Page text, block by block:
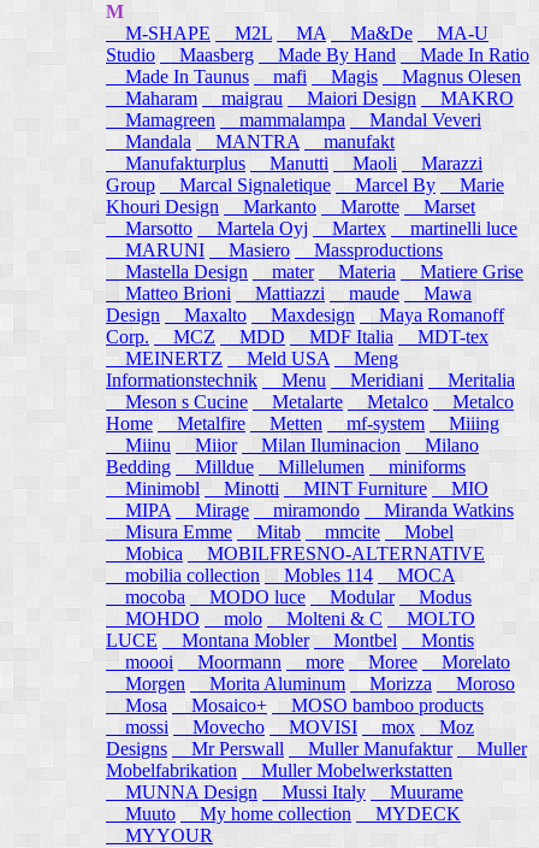
M
M-SHAPE
M2L MA Ma&De
MA-U
Studio
Maasberg Made By Hand
Made In Ratio
Made In Taunus
mafi Magis
Magnus Olesen
Maharam
maigrau Maiori Design
MAKRO
Mamagreen
mammalampa
Mandal Veveri
Mandala
MANTRA
manufakt
Manufakturplus
Manutti Maoli
Marazzi
Group
Marcal Signaletique Marcel By
Marie
Khouri Design
Markanto Marotte
Marset
Marsotto
Martela Oyj Martex
martinelli luce
MARUNI
Masiero
Massproductions
Mastella Design
mater Materia
Matiere Grise
Matteo Brioni
Mattiazzi maude
Mawa
Design
Maxalto Maxdesign
Maya Romanoff
Corp.
MCZ MDD MDF Italia
MDT-tex
MEINERTZ
Meld USA
Meng
Informationstechnik
Menu Meridiani
Meritalia
Meson s Cucine
Metalarte Metalco
Metalco
Home Metalfire Metten mf-system
Miiing
Miinu
Miior Milan Iluminacion
Milano
Bedding
Milldue Millelumen
miniforms
Minimobl Minotti MINT Furniture
MIO
MIPA
Mirage miramondo
Miranda Watkins
Misura Emme
Mitab mmcite
Mobel
Mobica
MOBILFRESNO-ALTERNATIVE
mobilia collection
Mobles 114
MOCA
mocoba
MODO luce Modular
Modus
MOHDO
molo Molteni & C
MOLTO
LUCE
Montana Mobler Montbel
Montis
moooi
Moormann more Moree
Morelato
Morgen
Morita Aluminum Morizza
Moroso
Mosa
Mosaico+
MOSO bamboo products
mossi
Movecho MOVISI mox
Moz
Designs
Mr Perswall Muller Manufaktur
Muller
Mobelfabrikation
Muller Mobelwerkstatten
MUNNA Design
Mussi Italy
Muurame
Muuto My home collection
MYDECK
MYYOUR